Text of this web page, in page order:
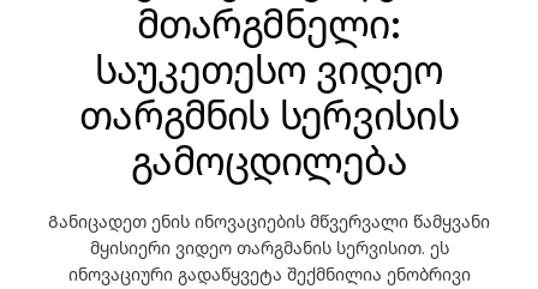
მთარგმნელი:
საუკეთესო ვიდეო
თარგმნის სერვისის
გამოცდილება
Განიცადეთ ენის ინოვაციების მწვერვალი წამყვანი
მყისიერი ვიდეო თარგმანის სერვისით. ეს
ინოვაციური გადაწყვეტა შექმნილია ენობრივი